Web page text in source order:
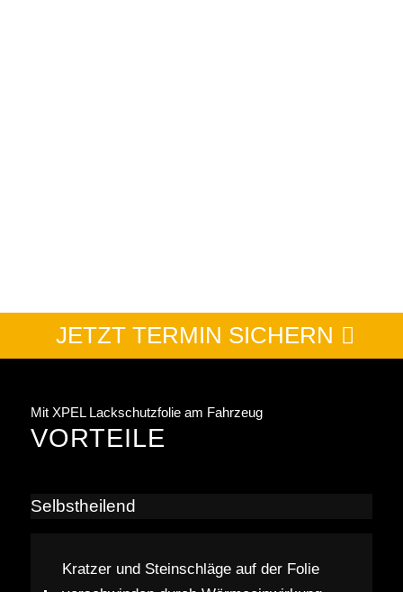
JETZT TERMIN SICHERN
Mit XPEL Lackschutzfolie am Fahrzeug
VORTEILE
Selbstheilend
Kratzer und Steinschläge auf der Folie